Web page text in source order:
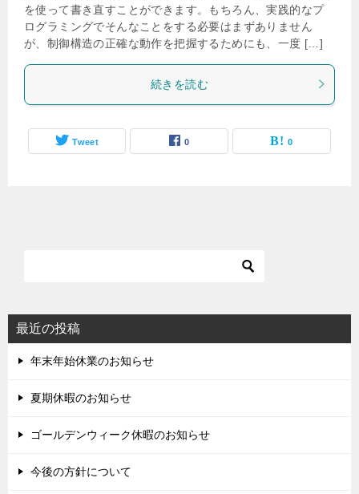
を使って書き直すことができます。もちろん、実践的なプ
ログラミングでそんなことをする必要はまずありません
が、制御構造の正確な動作を把握するためにも、一度 […]
続きを読む
Tweet 0 0
最近の投稿
年末年始休業のお知らせ
夏期休暇のお知らせ
ゴールデンウィーク休暇のお知らせ
今後の方針について